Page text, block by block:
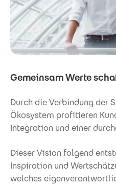
Gemeinsam Werte
Durch die Verbindung der
Ökosystem profitieren
Integration und einer
Dieser Vision folgend
Inspiration und
welches